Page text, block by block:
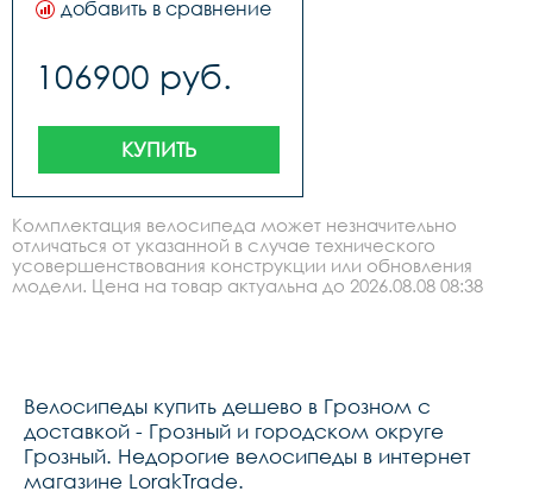
pp mtb,обода:cube zx20,
32h, disc,втулки:shimano
centerlock,название
модели:aim slx
29,покрышки:schwalbe
2.25,модельный ряд:
механический,диаметр
mount,вилкаsr suntour xcm
disc, 100mm, remote
alloy 32t,ободаcube zx20,
32h, disc,тормозаshimano
br-mt200ur300, hydr. disc
brake, pmfm 160160,задний
переключательshimano
speed,шифтерыshimano
deore sl-m4100, rapidfire-
plus,покрышкиschwalbe
smart sam, active,
2.25,передняя
react,выносcube
performance stem pro,
31.8mm,седлоnatural fit
venec lite,подседельный
штырьcube performance
добавить в сравнение
106900 руб.
КУПИТЬ
Комплектация велосипеда может незначительно
отличаться от указанной в случае технического
усовершенствования конструкции или обновления
модели. Цена на товар актуальна до 2026.08.08 08:38
Велосипеды купить дешево в Грозном с
доставкой - Грозный и городском округе
Грозный. Недорогие велосипеды в интернет
магазине LorakTrade.